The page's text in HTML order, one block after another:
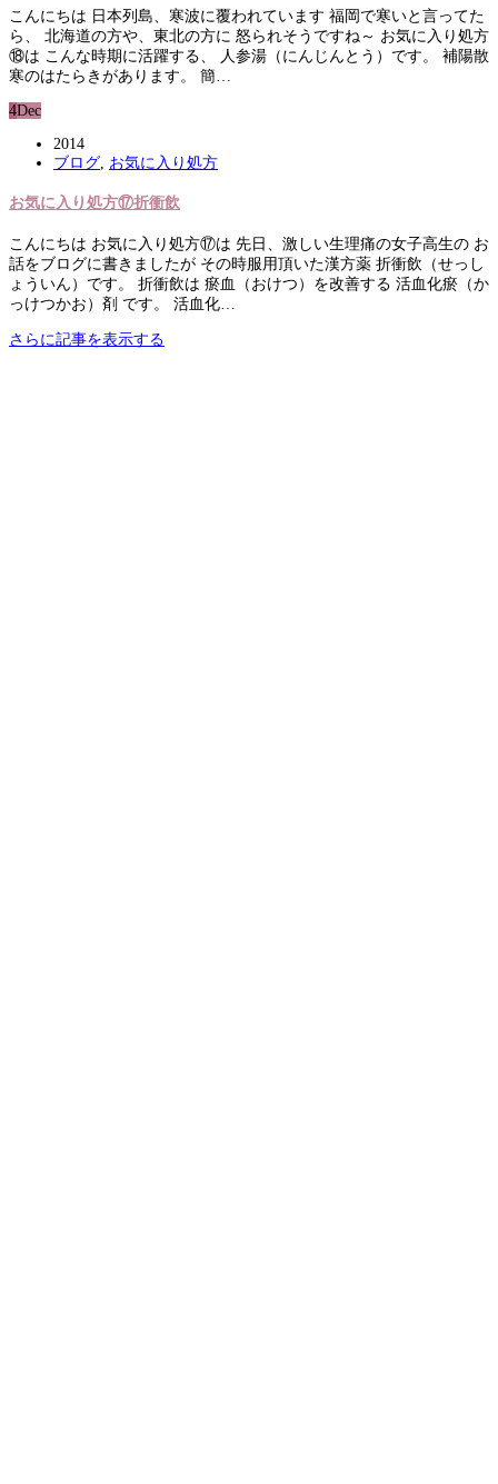
こんにちは 日本列島、寒波に覆われています 福岡で寒いと言ってた
ら、 北海道の方や、東北の方に 怒られそうですね～ お気に入り処方
⑱は こんな時期に活躍する、 人参湯（にんじんとう）です。 補陽散
寒のはたらきがあります。 簡…
4Dec
2014
ブログ お気に入り処方
お気に入り処方⑰折衝飲
こんにちは お気に入り処方⑰は 先日、激しい生理痛の女子高生の お
話をブログに書きましたが その時服用頂いた漢方薬 折衝飲（せっし
ょういん）です。 折衝飲は 瘀血（おけつ）を改善する 活血化瘀（か
っけつかお）剤 です。 活血化…
さらに記事を表示する